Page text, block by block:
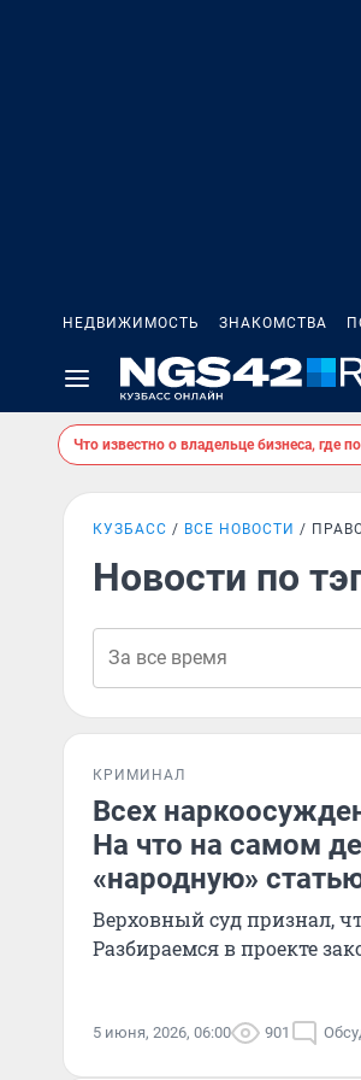
НЕДВИЖИМОСТЬ ЗНАКОМСТВА
Что известно о владельце бизнеса, где
КУЗБАСС ВСЕ НОВОСТИ
Новости по
КРИМИНАЛ
Всех
На что на самом
«народную»
Верховный суд признал,
Разбираемся в проекте
5 июня, 2026, 06:00 901